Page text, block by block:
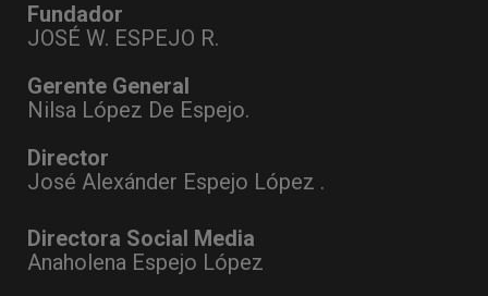
Fundador
JOSÉ W. ESPEJO R.
Gerente General
Nilsa López De Espejo.
Director
José Alexánder Espejo López .
Directora Social Media
Anaholena Espejo López